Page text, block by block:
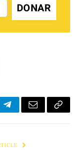
DONAR
TelegramEmail Copy